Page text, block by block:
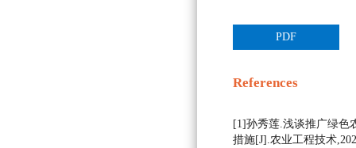
PDF
References
[1]孙秀莲.浅谈推广绿色
措施[J].农业工程技术